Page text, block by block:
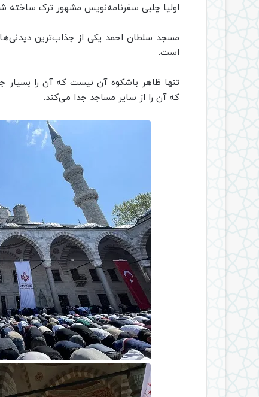
اولیا چلبی سفرنامه‌نویس مشهور ترک ساخته
مسجد سلطان احمد یکی از جذاب‌ترین
است.
تنها ظاهر باشکوه آن نیست که آن را بسیار
که آن را از سایر مساجد جدا می‌کند.